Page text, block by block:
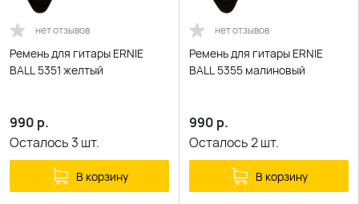
нет отзывов
Ремень для гитары ERNIE
BALL 5351 желтый
990 р.
Осталось3 шт.
В корзину
нет отзывов
Ремень для гитары ERNIE
BALL 5355 малиновый
990 р.
Осталось2шт.
В корзину